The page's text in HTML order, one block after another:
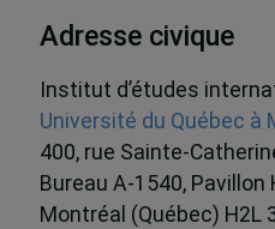
Adresse civique
Institut d’études
Université du Québec à
400, rue Sainte-
Bureau A-1540, Pavillon
Montréal (Québec) H2L